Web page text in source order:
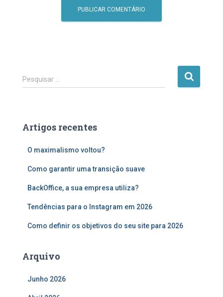
P
e
i
Pesquisar …
Artigos recentes
O maximalismo voltou?
Como garantir uma transição suave
BackOffice, a sua empresa utiliza?
Tendências para o Instagram em 2026
Como definir os objetivos do seu site para 2026
Arquivo
Junho 2026